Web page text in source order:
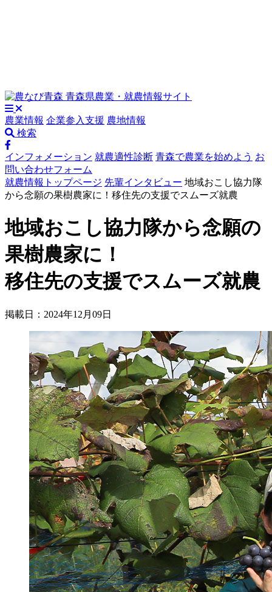
農業情報 企業参入支援 農地情報
検索
インフォメーション 就農適性診断 青森で農業を始めよう お
問い合わせフォーム
就農情報トップページ 先輩インタビュー 地域おこし協力隊
から念願の果樹農家に！移住先の支援でスムーズ就農
地域おこし協力隊から念願の
果樹農家に！
移住先の支援でスムーズ就農
掲載日：2024年12月09日